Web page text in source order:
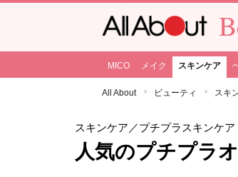
MICO メイク スキンケア
All About ビューティ スキ
スキンケア ／プチプラスキンケア
人気のプチプラ